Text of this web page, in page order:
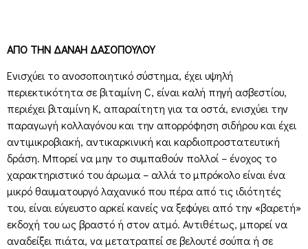
ΑΠΟ ΤΗΝ ΔΑΝΑΗ ΔΑΣΟΠΟΥΛΟΥ
Ενισχύει το ανοσοποιητικό σύστημα, έχει υψηλή
περιεκτικότητα σε βιταμίνη C, είναι καλή πηγή ασβεστίου,
περιέχει βιταμίνη Κ, απαραίτητη για τα οστά, ενισχύει την
παραγωγή κολλαγόνου και την απορρόφηση σιδήρου και έχει
αντιμικροβιακή, αντικαρκινική και καρδιοπροστατευτική
δράση. Μπορεί να μην το συμπαθούν πολλοί – ένοχος το
χαρακτηριστικό του άρωμα – αλλά το μπρόκολο είναι ένα
μικρό θαυματουργό λαχανικό που πέρα από τις ιδιότητές
του, είναι εύγευστο αρκεί κανείς να ξεφύγει από την «βαρετή»
εκδοχή του ως βραστό ή στον ατμό. Αντιθέτως, μπορεί να
αναδείξει πιάτα, να μετατραπεί σε βελουτέ σούπα ή σε